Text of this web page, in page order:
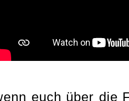
euch über die